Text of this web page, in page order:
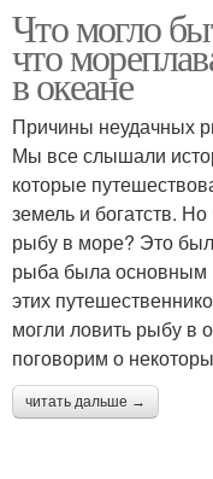
Что могло
что
в океане
Причины неудачных
Мы все слышали
которые
земель и богатств.
рыбу в море? Это
рыба была основным
этих
могли ловить рыбу в
поговорим о
читать дальше →